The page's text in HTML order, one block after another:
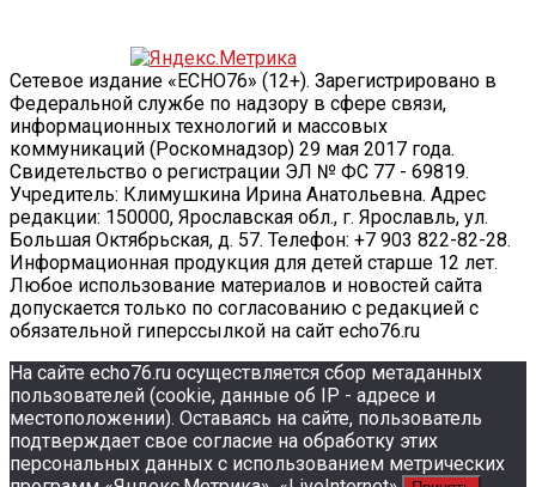
Сетевое издание «ECHO76» (12+). Зарегистрировано в
Федеральной службе по надзору в сфере связи,
информационных технологий и массовых
коммуникаций (Роскомнадзор) 29 мая 2017 года.
Свидетельство о регистрации ЭЛ № ФС 77 - 69819.
Учредитель: Климушкина Ирина Анатольевна. Адрес
редакции: 150000, Ярославская обл., г. Ярославль, ул.
Большая Октябрьская, д. 57. Телефон: +7 903 822-82-28.
Информационная продукция для детей старше 12 лет.
Любое использование материалов и новостей сайта
допускается только по согласованию с редакцией с
обязательной гиперссылкой на сайт echo76.ru
На сайте echo76.ru осуществляется сбор метаданных
пользователей (cookie, данные об IP - адресе и
местоположении). Оставаясь на сайте, пользователь
подтверждает свое согласие на обработку этих
персональных данных c использованием метрических